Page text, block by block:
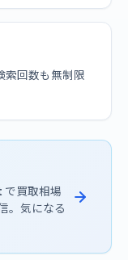
索回数も無制限
で買取相場
。気になる